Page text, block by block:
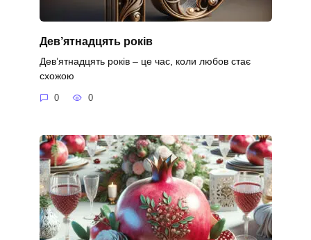
Дев’ятнадцять років
Дев’ятнадцять років – це час, коли любов стає
схожою
0 0